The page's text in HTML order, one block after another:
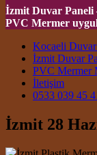
İzmit Duvar Paneli
PVC Mermer
MainKocaeli
İzmit Duvar
PVC Mermer
İletişim
0533 039 45
İzmit 28